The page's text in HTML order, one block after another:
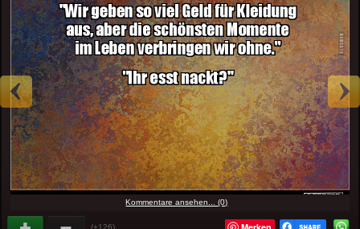
Kommentare ansehen... (0)
(+126)